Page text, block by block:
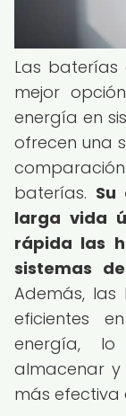
Las baterías
mejor
energía en
ofrecen una
baterías. Su
larga vida
rápida las
sistemas
Además,
eficientes
energía,
almacenar y
más efectiva